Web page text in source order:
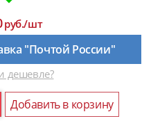
руб./шт
"Почтой России"
дешевле?
Добавить в корзину